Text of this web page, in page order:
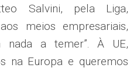
Salvini, pela Liga,
meios empresariais,
nada a temer”. À UE,
na Europa e queremos